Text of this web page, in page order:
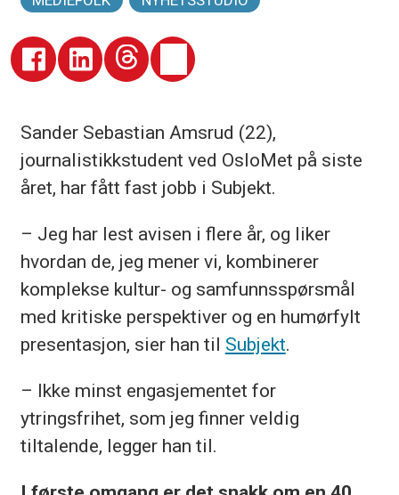
Sander Sebastian Amsrud (22),
journalistikkstudent ved OsloMet på siste
året, har fått fast jobb i Subjekt.
– Jeg har lest avisen i flere år, og liker
hvordan de, jeg mener vi, kombinerer
komplekse kultur- og samfunnsspørsmål
med kritiske perspektiver og en humørfylt
presentasjon, sier han til Subjekt.
– Ikke minst engasjementet for
ytringsfrihet, som jeg finner veldig
tiltalende, legger han til.